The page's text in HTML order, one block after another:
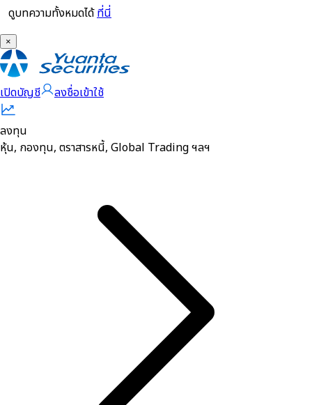
ดูบทความทั้งหมดได้ที่นี่
×
เปิดบัญชี ลงชื่อเข้าใช้
ลงทุน
หุ้น, กองทุน, ตราสารหนี้, Global Trading ฯลฯ